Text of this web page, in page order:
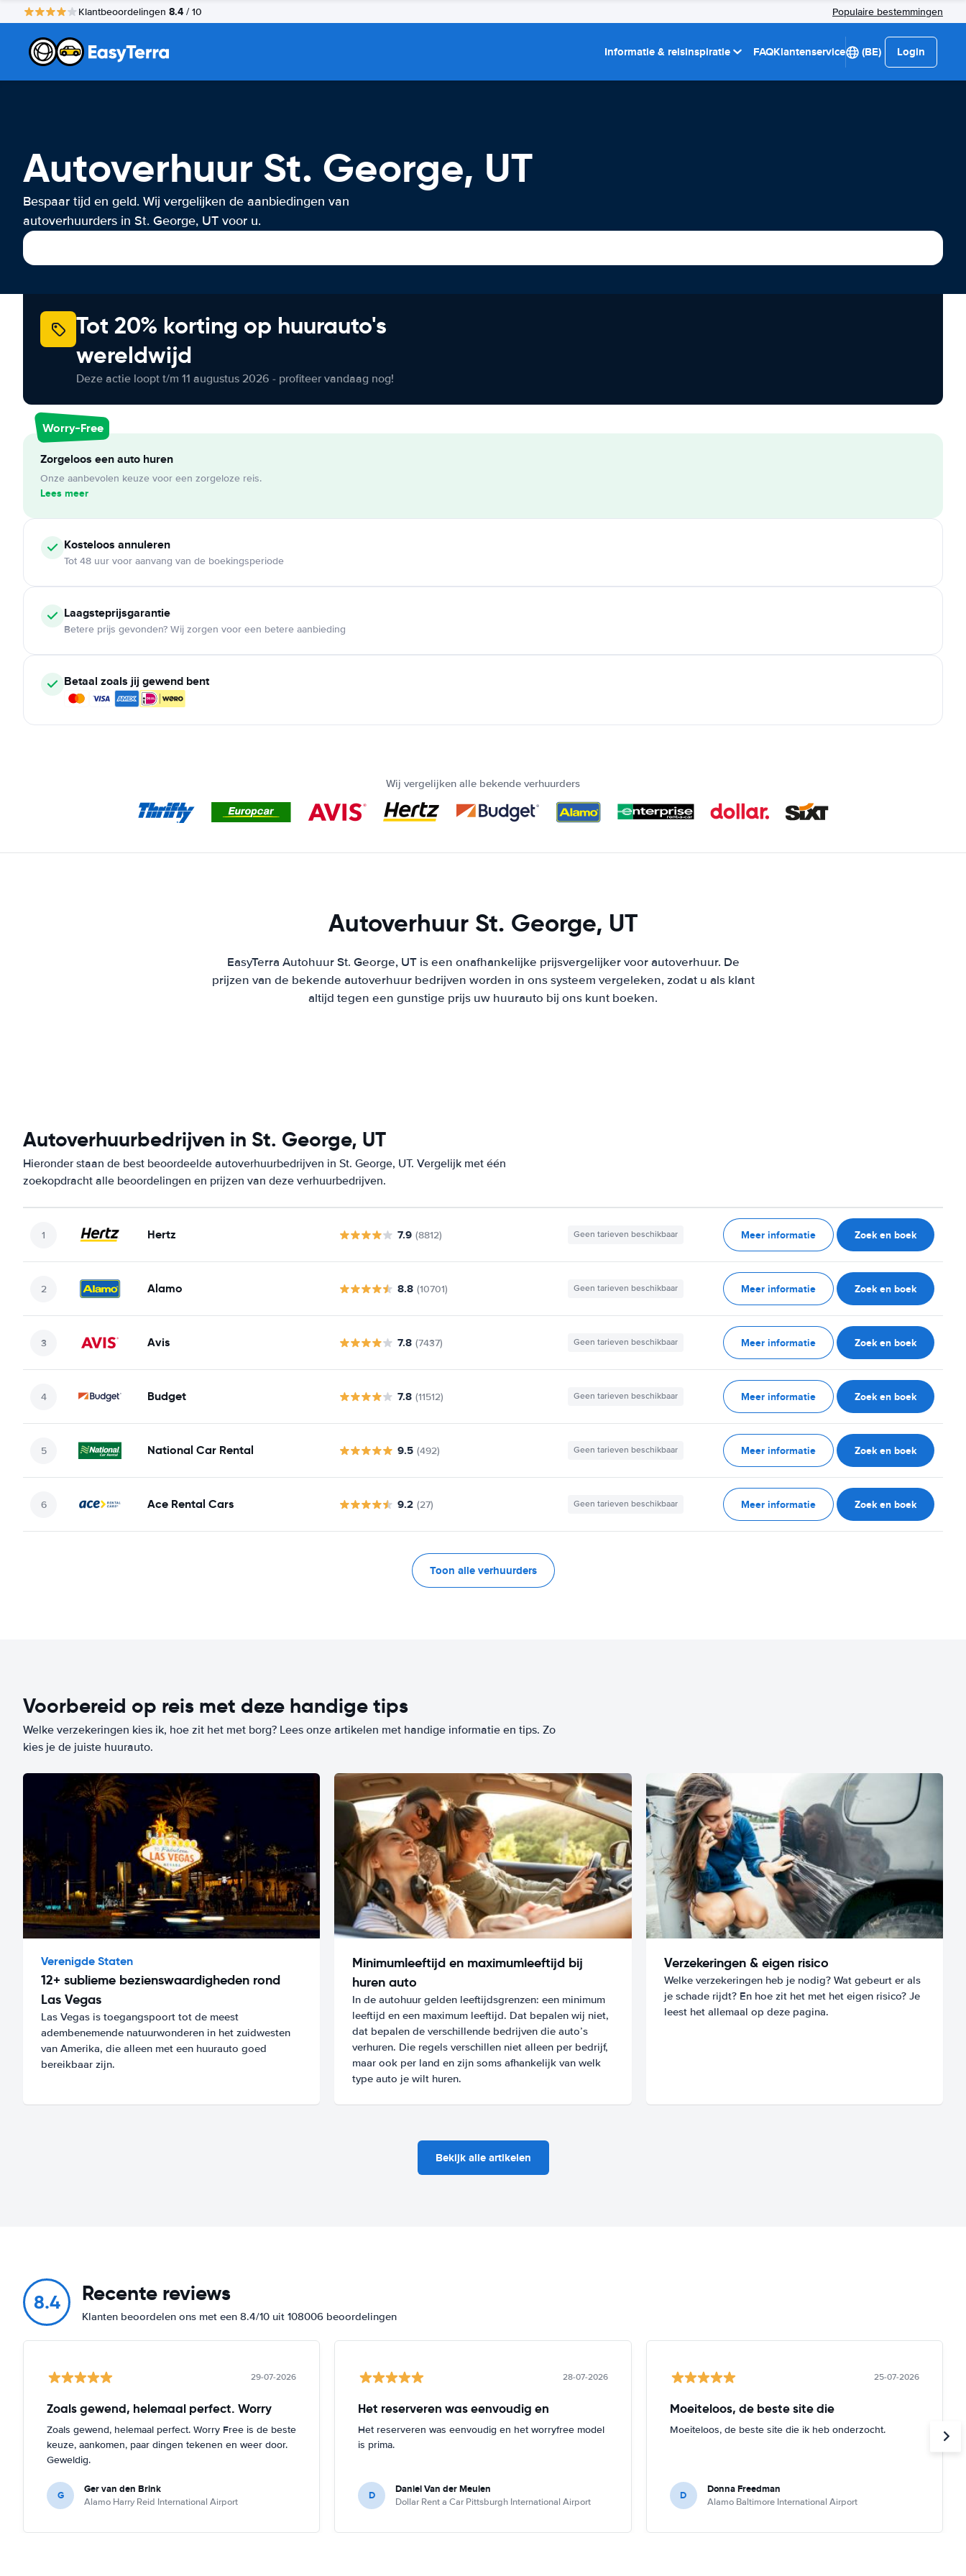
Klantbeoordelingen 8.4 / 10 Populaire bestemmingen
Informatie & reisinspiratie FAQKlantenservice (BE) Login
Autoverhuur St. George, UT
Bespaar tijd en geld. Wij vergelijken de aanbiedingen van
autoverhuurders in St. George, UT voor u.
Tot 20% korting op huurauto's
wereldwijd
Deze actie loopt t/m 11 augustus 2026 - profiteer vandaag nog!
Worry-Free
Zorgeloos een auto huren
Onze aanbevolen keuze voor een zorgeloze reis.
Lees meer
Kosteloos annuleren
Tot 48 uur voor aanvang van de boekingsperiode
Laagsteprijsgarantie
Betere prijs gevonden? Wij zorgen voor een betere aanbieding
Betaal zoals jij gewend bent
Wij vergelijken alle bekende verhuurders
Autoverhuur St. George, UT
EasyTerra Autohuur St. George, UT is een onafhankelijke prijsvergelijker voor autoverhuur. De
prijzen van de bekende autoverhuur bedrijven worden in ons systeem vergeleken, zodat u als klant
altijd tegen een gunstige prijs uw huurauto bij ons kunt boeken.
Autoverhuurbedrijven in St. George, UT
Hieronder staan de best beoordeelde autoverhuurbedrijven in St. George, UT. Vergelijk met één
zoekopdracht alle beoordelingen en prijzen van deze verhuurbedrijven.
Hertz 7.9 (8812) Geen tarieven beschikbaar Meer informatie Zoek en boek
Alamo 8.8 (10701) Geen tarieven beschikbaar Meer informatie Zoek en boek
Avis 7.8 (7437) Geen tarieven beschikbaar Meer informatie Zoek en boek
Budget 7.8 (11512) Geen tarieven beschikbaar Meer informatie Zoek en boek
National Car Rental 9.5 (492) Geen tarieven beschikbaar Meer informatie Zoek en boek
Ace Rental Cars 9.2 (27) Geen tarieven beschikbaar Meer informatie Zoek en boek
Toon alle verhuurders
Voorbereid op reis met deze handige tips
Welke verzekeringen kies ik, hoe zit het met borg? Lees onze artikelen met handige informatie en tips. Zo
kies je de juiste huurauto.
Verenigde Staten
12+ sublieme bezienswaardigheden rond
Las Vegas
Las Vegas is toegangspoort tot de meest
adembenemende natuurwonderen in het zuidwesten
van Amerika, die alleen met een huurauto goed
bereikbaar zijn.
Minimumleeftijd en maximumleeftijd bij
huren auto
In de autohuur gelden leeftijdsgrenzen: een minimum
leeftijd en een maximum leeftijd. Dat bepalen wij niet,
dat bepalen de verschillende bedrijven die auto’s
verhuren. Die regels verschillen niet alleen per bedrijf,
maar ook per land en zijn soms afhankelijk van welk
type auto je wilt huren.
Verzekeringen & eigen risico
Welke verzekeringen heb je nodig? Wat gebeurt er als
je schade rijdt? En hoe zit het met het eigen risico? Je
leest het allemaal op deze pagina.
Bekijk alle artikelen
8.4 Recente reviews
Klanten beoordelen ons met een 8.4/10 uit 108006 beoordelingen
29-07-2026
Zoals gewend, helemaal perfect. Worry
Zoals gewend, helemaal perfect. Worry Free is de beste
keuze, aankomen, paar dingen tekenen en weer door.
Geweldig.
G Ger van den Brink
Alamo Harry Reid International Airport
28-07-2026
Het reserveren was eenvoudig en
Het reserveren was eenvoudig en het worryfree model
is prima.
D Daniel Van der Meulen
Dollar Rent a Car Pittsburgh International Airport
25-07-2026
Moeiteloos, de beste site die
Moeiteloos, de beste site die ik heb onderzocht.
D Donna Freedman
Alamo Baltimore International Airport